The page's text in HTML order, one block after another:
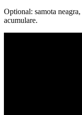
Optional: samota
acumulare.